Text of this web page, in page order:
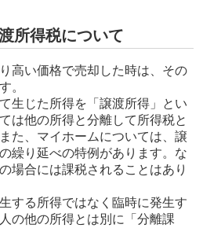
所得税について
高い価格で売却した時は、その
。
生じた所得を「譲渡所得」とい
は他の所得と分離して所得税と
た、マイホームについては、譲
繰り延べの特例があります。な
場合には課税されることはあり
する所得ではなく臨時に発生す
の他の所得とは別に「分離課